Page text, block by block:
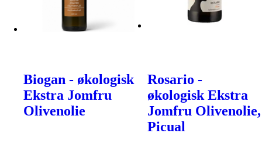
Biogan - økologisk
Ekstra Jomfru
Olivenolie
Rosario -
økologisk Ekstra
Jomfru Olivenolie,
Picual